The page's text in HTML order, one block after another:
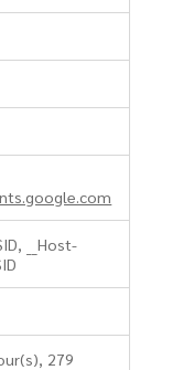
__Host-
279